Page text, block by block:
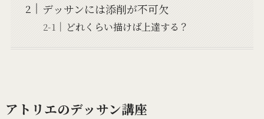
デッサンには添削が不可欠
どれくらい描けば上達する？
アトリエのデッサン講座